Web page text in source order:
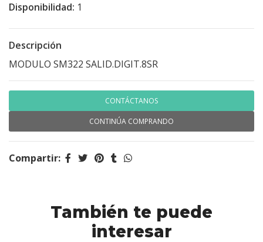
Disponibilidad: 1
Descripción
MODULO SM322 SALID.DIGIT.8SR
CONTÁCTANOS
CONTINÚA COMPRANDO
Compartir:
También te puede
interesar